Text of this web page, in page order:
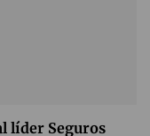
líder Seguros